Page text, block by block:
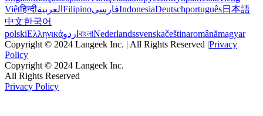
Việtहिन्दीالعربية FilipinoفارسیIndonesiaDeutschportuguês日本語
中文한국어
polskiΕλληνικάاردو বাংলাNederlandssvenskačeštinaromânămagyar
Copyright © 2024 Langeek Inc. | All Rights Reserved |Privacy
Policy
Copyright © 2024 Langeek Inc.
All Rights Reserved
Privacy Policy